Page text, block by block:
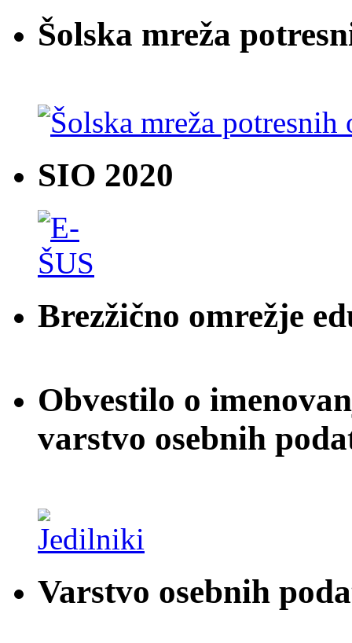
Šolska mreža
SIO 2020
Brezžično omrežje
Obvestilo o
varstvo osebnih
Varstvo osebnih